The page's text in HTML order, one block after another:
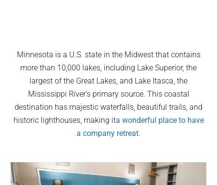
Minnesota is a U.S. state in the Midwest that contains
more than 10,000 lakes, including Lake Superior, the
largest of the Great Lakes, and Lake Itasca, the
Mississippi River’s primary source. This coastal
destination has majestic waterfalls, beautiful trails, and
historic lighthouses, making ita wonderful place to have
a company retreat.